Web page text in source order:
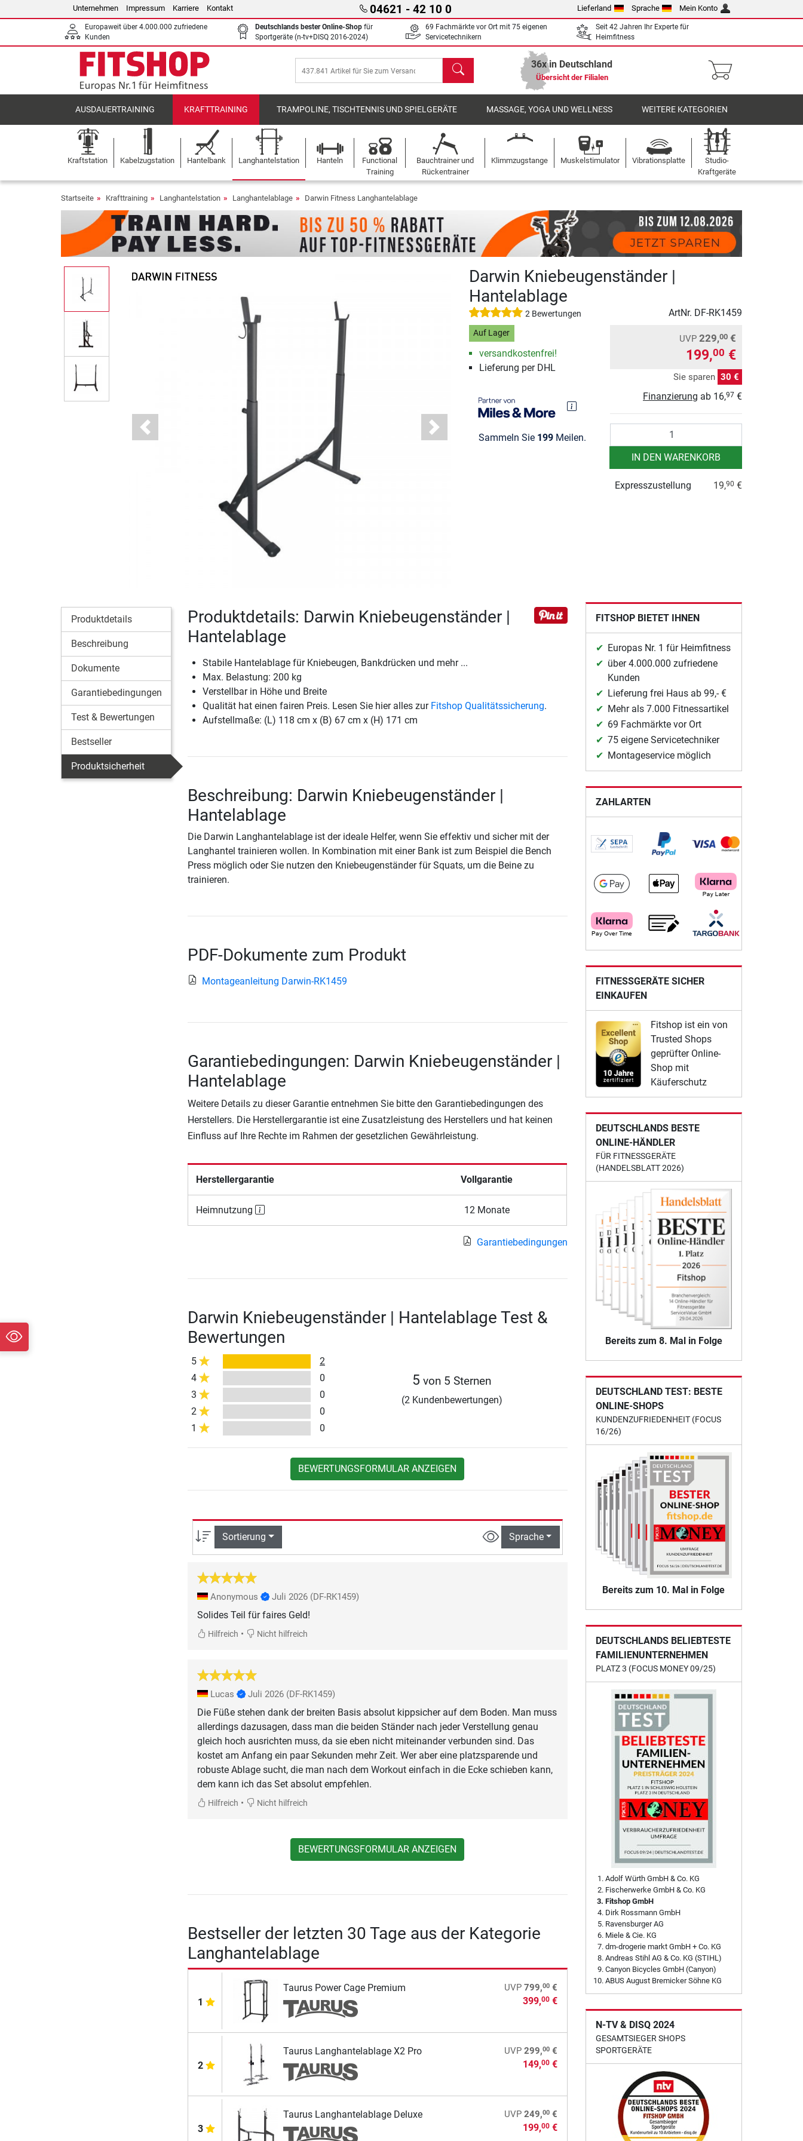
Unternehmen Impressum Karriere Kontakt 04621 - 42 10 0 Lieferland Sprache Mein Konto
Europaweit über 4.000.000 zufriedene
Kunden
Deutschlands bester Online-Shop für
Sportgeräte (n-tv+DISQ 2016-2024)
69 Fachmärkte vor Ort mit 75 eigenen
Servicetechnikern
Seit 42 Jahren Ihr Experte für
Heimfitness
Suchen 36x in Deutschland
Übersicht der Filialen
AUSDAUERTRAINING KRAFTTRAINING TRAMPOLINE, TISCHTENNIS UND SPIELGERÄTE MASSAGE, YOGA UND WELLNESS WEITERE KATEGORIEN
Kraftstation Kabelzugstation Hantelbank Langhantelstation Hanteln
Functional
Training
Bauchtrainer und
Rückentrainer
Klimmzugstange Muskelstimulator Vibrationsplatte
Studio-
Kraftgeräte
Startseite Krafttraining Langhantelstation Langhantelablage Darwin Fitness Langhantelablage
Previous Next
Darwin Kniebeugenständer |
Hantelablage
2 Bewertungen ArtNr. DF-RK1459
Auf Lager
versandkostenfrei!
Lieferung per DHL
Sammeln Sie 199Meilen.
UVP 229,00 €
199,00 €
Sie sparen 30 €
Finanzierung ab 16,97 €
IN DEN WARENKORB
Expresszustellung 19,90 €
Produktdetails
Beschreibung
Dokumente
Garantiebedingungen
Test & Bewertungen
Bestseller
Produktsicherheit
Produktdetails: Darwin Kniebeugenständer |
Hantelablage
Stabile Hantelablage für Kniebeugen, Bankdrücken und mehr ...
Max. Belastung: 200 kg
Verstellbar in Höhe und Breite
Qualität hat einen fairen Preis. Lesen Sie hier alles zur Fitshop Qualitätssicherung.
Aufstellmaße: (L) 118 cm x (B) 67 cm x (H) 171 cm
Beschreibung: Darwin Kniebeugenständer |
Hantelablage
Die Darwin Langhantelablage ist der ideale Helfer, wenn Sie effektiv und sicher mit der
Langhantel trainieren wollen. In Kombination mit einer Bank ist zum Beispiel die Bench
Press möglich oder Sie nutzen den Kniebeugenständer für Squats, um die Beine zu
trainieren.
PDF-Dokumente zum Produkt
Montageanleitung Darwin-RK1459
Garantiebedingungen: Darwin Kniebeugenständer |
Hantelablage
Weitere Details zu dieser Garantie entnehmen Sie bitte den Garantiebedingungen des
Herstellers. Die Herstellergarantie ist eine Zusatzleistung des Herstellers und hat keinen
Einfluss auf Ihre Rechte im Rahmen der gesetzlichen Gewährleistung.
Herstellergarantie Vollgarantie
Heimnutzung 12 Monate
Garantiebedingungen
Darwin Kniebeugenständer | Hantelablage Test &
Bewertungen
5
2
4
0
3
0
2
0
1
0
5 von 5 Sternen
(2 Kundenbewertungen)
BEWERTUNGSFORMULAR ANZEIGEN
Sortierung Sprache
Anonymous Juli 2026 (DF-RK1459)
Solides Teil für faires Geld!
Hilfreich • Nicht hilfreich
Lucas Juli 2026 (DF-RK1459)
Die Füße stehen dank der breiten Basis absolut kippsicher auf dem Boden. Man muss
allerdings dazusagen, dass man die beiden Ständer nach jeder Verstellung genau
gleich hoch ausrichten muss, da sie eben nicht miteinander verbunden sind. Das
kostet am Anfang ein paar Sekunden mehr Zeit. Wer aber eine platzsparende und
robuste Ablage sucht, die man nach dem Workout einfach in die Ecke schieben kann,
dem kann ich das Set absolut empfehlen.
Hilfreich • Nicht hilfreich
BEWERTUNGSFORMULAR ANZEIGEN
Bestseller der letzten 30 Tage aus der Kategorie
Langhantelablage
1
Taurus Power Cage Premium UVP 799,00 €
399,00 €
2
Taurus Langhantelablage X2 Pro UVP 299,00 €
149,00 €
3
Taurus Langhantelablage Deluxe UVP 249,00 €
199,00 €
FITSHOP BIETET IHNEN
Europas Nr. 1 für Heimfitness
über 4.000.000 zufriedene
Kunden
Lieferung frei Haus ab 99,- €
Mehr als 7.000 Fitnessartikel
69 Fachmärkte vor Ort
75 eigene Servicetechniker
Montageservice möglich
ZAHLARTEN
FITNESSGERÄTE SICHER
EINKAUFEN
Fitshop ist ein von
Trusted Shops
geprüfter Online-
Shop mit
Käuferschutz
DEUTSCHLANDS BESTE
ONLINE-HÄNDLER
FÜR FITNESSGERÄTE
(HANDELSBLATT 2026)
Bereits zum 8. Mal in Folge
DEUTSCHLAND TEST: BESTE
ONLINE-SHOPS
KUNDENZUFRIEDENHEIT (FOCUS
16/26)
Bereits zum 10. Mal in Folge
DEUTSCHLANDS BELIEBTESTE
FAMILIENUNTERNEHMEN
PLATZ 3 (FOCUS MONEY 09/25)
Adolf Würth GmbH & Co. KG
Fischerwerke GmbH & Co. KG
Fitshop GmbH
Dirk Rossmann GmbH
Ravensburger AG
Miele & Cie. KG
dm-drogerie markt GmbH + Co. KG
Andreas Stihl AG & Co. KG (STIHL)
Canyon Bicycles GmbH (Canyon)
ABUS August Bremicker Söhne KG
N-TV & DISQ 2024
GESAMTSIEGER SHOPS
SPORTGERÄTE